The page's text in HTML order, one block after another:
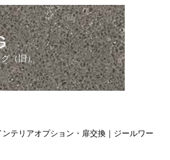
（旧）
テリアオプション・扉交換｜ジールワー